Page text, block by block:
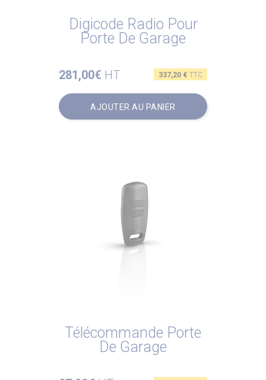
Digicode Radio Pour
Porte De Garage
281,00€ HT Prix
337,20 € TTC
AJOUTER AU PANIER
Télécommande Porte
De Garage